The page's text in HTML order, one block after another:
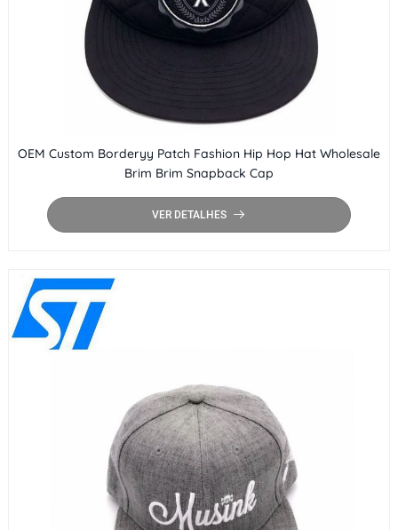
OEM Custom Borderyy Patch Fashion Hip Hop Hat Wholesale
Brim Brim Snapback Cap
VER DETALHES